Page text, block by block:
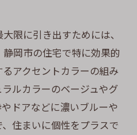
限に引き出すためには、
岡市の住宅で特に効果的
アクセントカラーの組み
ルカラーのベージュやグ
ドアなどに濃いブルーや
住まいに個性をプラスで